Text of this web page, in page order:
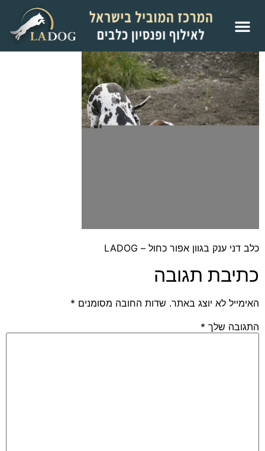
כלב דני ענק בגוון אפור כחול – LADOG
כתיבת תגובה
האימייל לא יוצג באתר. שדות החובה מסומנים *
התגובה שלך *